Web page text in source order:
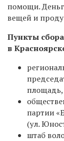
помощи.
вещей и
Пункты
в
партии
(ул.
штаб